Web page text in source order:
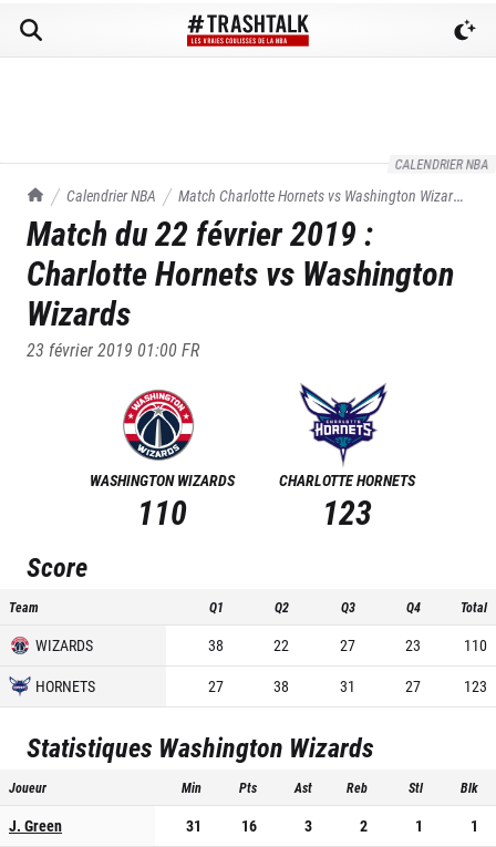
CALENDRIER NBA
TrashTalk Actu NBA
Calendrier NBA Match Charlotte Hornets vs Washington Wizards
du 22/02/2019
Match du22 février 2019 :
Charlotte Hornets vs Washington
Wizards
23 février 2019 01:00FR
WASHINGTON WIZARDS
110
CHARLOTTE HORNETS
123
Score
Team Q1 Q2 Q3 Q4 Total
WIZARDS 38 22 27 23
110
HORNETS
27 38 31 27 123
Statistiques Washington Wizards
Joueur Min Pts Ast Reb Stl Blk
J. Green 31 16 3 2 1
1